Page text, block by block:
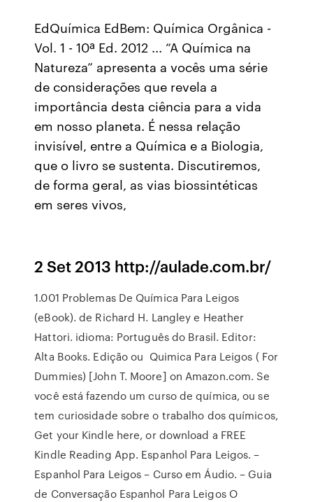
EdQuímica EdBem: Química Orgânica -
Vol. 1 - 10ª Ed. 2012 ... “A Química na
Natureza” apresenta a vocês uma série
de considerações que revela a
importância desta ciência para a vida
em nosso planeta. É nessa relação
invisível, entre a Química e a Biologia,
que o livro se sustenta. Discutiremos,
de forma geral, as vias biossintéticas
em seres vivos,
2 Set 2013 http://aulade.com.br/
1.001 Problemas De Química Para Leigos
(eBook). de Richard H. Langley e Heather
Hattori. idioma: Português do Brasil. Editor:
Alta Books. Edição ou Quimica Para Leigos ( For
Dummies) [John T. Moore] on Amazon.com. Se
você está fazendo um curso de química, ou se
tem curiosidade sobre o trabalho dos químicos,
Get your Kindle here, or download a FREE
Kindle Reading App. Espanhol Para Leigos. –
Espanhol Para Leigos – Curso em Áudio. – Guia
de Conversação Espanhol Para Leigos O